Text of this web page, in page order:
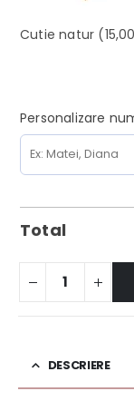
Cutie natur
Personalizare
Total
DESCRIERE